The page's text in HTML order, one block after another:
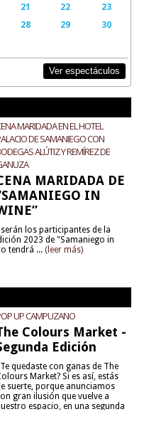
21 22
23
28 29
30
Ver espectáculos
MARIDADA EN EL HOTEL
DE SAMANIEGO CON
ALÚTIZ Y REMÍREZ DE
MARIDADA DE
IN
los participantes de la
2023 de "Samaniego in
tendrá ... (leer más)
UP CAMPUZANO
Colours Market -
Edición
quedaste con ganas de The
Market? Si es así, estás
suerte, porque anunciamos
gran ilusión que vuelve a
espacio, en una segunda